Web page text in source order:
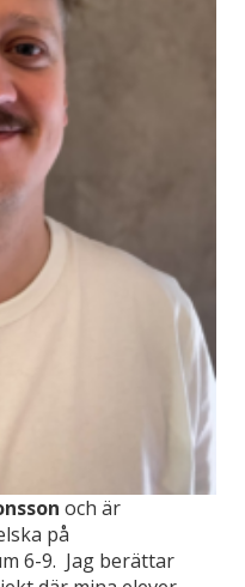
och är
på
6-9. Jag berättar